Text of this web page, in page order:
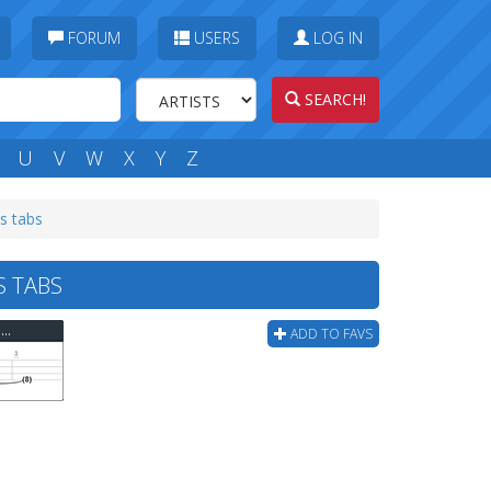
FORUM USERS LOG IN
SEARCH!
U V W X Y Z
tabs
TABS
ADD TO FAVS
Scissor Sisters - Tits On The Radio(actuall Song) Bass Tab